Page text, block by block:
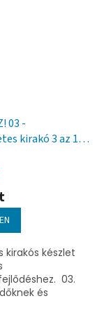
03 -
kirakó 3 az 1-
kirakós készlet
03.
és